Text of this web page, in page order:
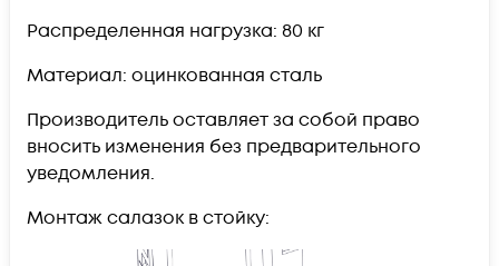
Распределенная нагрузка: 80 кг
Материал: оцинкованная сталь
Производитель оставляет за собой право
вносить изменения без предварительного
уведомления.
Монтаж салазок в стойку: